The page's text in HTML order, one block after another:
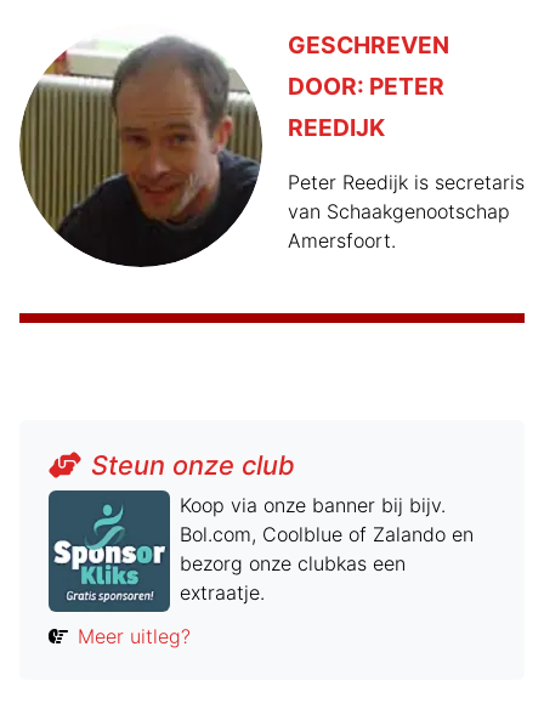
GESCHREVEN
DOOR: PETER
REEDIJK
Peter Reedijk is secretaris
van Schaakgenootschap
Amersfoort.
Steun onze club
Koop via onze banner bij bijv.
Bol.com, Coolblue of Zalando en
bezorg onze clubkas een
extraatje.
Meer uitleg?